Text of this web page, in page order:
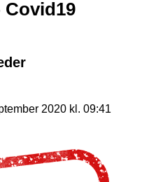
Covid19
2020 kl. 09:41